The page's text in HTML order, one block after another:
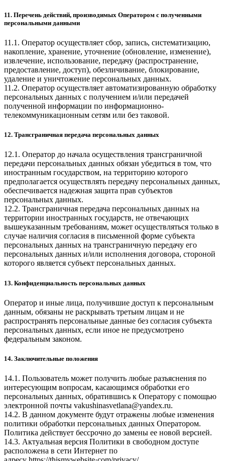
11. Перечень действий, производимых Оператором с полученными
персональными данными
11.1. Оператор осуществляет сбор, запись, систематизацию,
накопление, хранение, уточнение (обновление, изменение),
извлечение, использование, передачу (распространение,
предоставление, доступ), обезличивание, блокирование,
удаление и уничтожение персональных данных.
11.2. Оператор осуществляет автоматизированную обработку
персональных данных с получением и/или передачей
полученной информации по информационно-
телекоммуникационным сетям или без таковой.
12. Трансграничная передача персональных данных
12.1. Оператор до начала осуществления трансграничной
передачи персональных данных обязан убедиться в том, что
иностранным государством, на территорию которого
предполагается осуществлять передачу персональных данных,
обеспечивается надежная защита прав субъектов
персональных данных.
12.2. Трансграничная передача персональных данных на
территории иностранных государств, не отвечающих
вышеуказанным требованиям, может осуществляться только в
случае наличия согласия в письменной форме субъекта
персональных данных на трансграничную передачу его
персональных данных и/или исполнения договора, стороной
которого является субъект персональных данных.
13. Конфиденциальность персональных данных
Оператор и иные лица, получившие доступ к персональным
данным, обязаны не раскрывать третьим лицам и не
распространять персональные данные без согласия субъекта
персональных данных, если иное не предусмотрено
федеральным законом.
14. Заключительные положения
14.1. Пользователь может получить любые разъяснения по
интересующим вопросам, касающимся обработки его
персональных данных, обратившись к Оператору с помощью
электронной почты vakushinasvetlana@yandex.ru.
14.2. В данном документе будут отражены любые изменения
политики обработки персональных данных Оператором.
Политика действует бессрочно до замены ее новой версией.
14.3. Актуальная версия Политики в свободном доступе
расположена в сети Интернет по